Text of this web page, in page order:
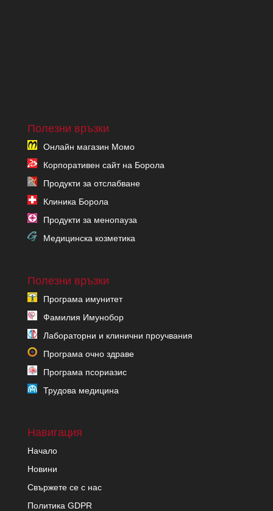
Полезни връзки
Онлайн магазин Момо
Корпоративен сайт на Борола
Продукти за отслабване
Клиника Борола
Продукти за менопауза
Медицинска козметика
Полезни връзки
Програма имунитет
Фамилия Имунобор
Лабораторни и клинични проучвания
Програма очно здраве
Програма псориазис
Трудова медицина
Навигация
Начало
Новини
Свържете се с нас
Политика GDPR